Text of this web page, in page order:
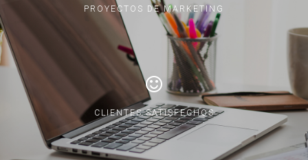
PROYECTOS DE MARKETING
CLIENTES SATISFECHOS